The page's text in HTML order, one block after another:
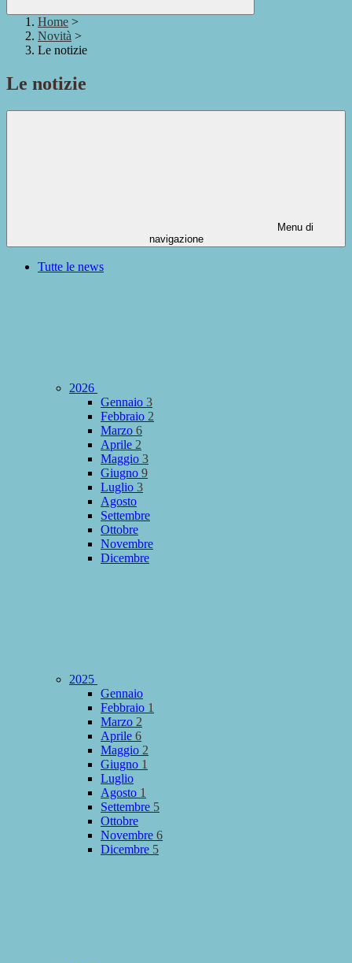
Home >
Novità >
Le notizie
Le notizie
Menu di
navigazione
Tutte le news
2026
Gennaio 3
Febbraio 2
Marzo 6
Aprile 2
Maggio 3
Giugno 9
Luglio 3
Agosto
Settembre
Ottobre
Novembre
Dicembre
2025
Gennaio
Febbraio 1
Marzo 2
Aprile 6
Maggio 2
Giugno 1
Luglio
Agosto 1
Settembre 5
Ottobre
Novembre 6
Dicembre 5